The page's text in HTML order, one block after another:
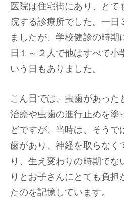
医院は住宅街にあり、とて
院する診療所でした。一日
ましたが、学校健診の時期
日１～２人で他はすべて小
いう日もありました。
こん日では、虫歯があった
治療や虫歯の進行止めを塗
どですが、当時は、そうで
歯があり、神経を取らなく
り、生え変わりの時期でな
りとお子さんにとても負担
たのを記憶しています。